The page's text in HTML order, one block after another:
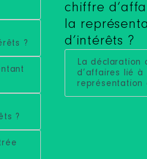
?
?
chiffre
la
d’intérêts ?
La déclaration
d’affaires lié à
représentation